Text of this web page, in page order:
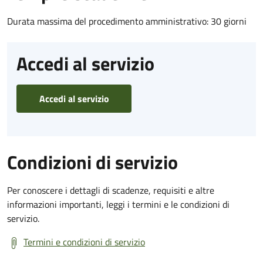
Durata massima del procedimento amministrativo: 30 giorni
Accedi al servizio
Accedi al servizio
Condizioni di servizio
Per conoscere i dettagli di scadenze, requisiti e altre
informazioni importanti, leggi i termini e le condizioni di
servizio.
Termini e condizioni di servizio